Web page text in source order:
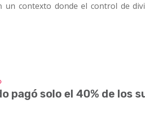
un contexto donde el control de
pagó solo el 40% de los